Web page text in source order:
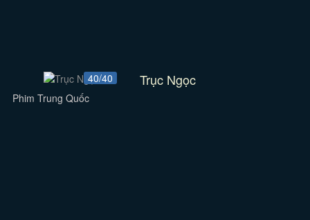
40/40 Trục Ngọc
Phim Trung Quốc